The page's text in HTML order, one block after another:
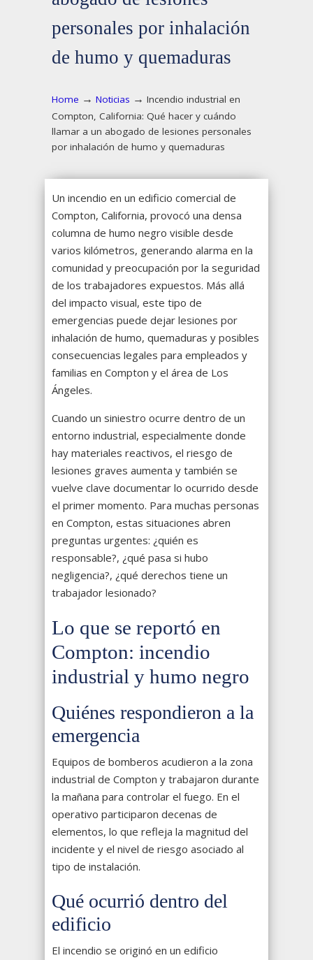
personales por inhalación
de humo y quemaduras
Home → Noticias → Incendio industrial en
Compton, California: Qué hacer y cuándo
llamar a un abogado de lesiones personales
por inhalación de humo y quemaduras
Un incendio en un edificio comercial de
Compton, California, provocó una densa
columna de humo negro visible desde
varios kilómetros, generando alarma en la
comunidad y preocupación por la seguridad
de los trabajadores expuestos. Más allá
del impacto visual, este tipo de
emergencias puede dejar lesiones por
inhalación de humo, quemaduras y posibles
consecuencias legales para empleados y
familias en Compton y el área de Los
Ángeles.
Cuando un siniestro ocurre dentro de un
entorno industrial, especialmente donde
hay materiales reactivos, el riesgo de
lesiones graves aumenta y también se
vuelve clave documentar lo ocurrido desde
el primer momento. Para muchas personas
en Compton, estas situaciones abren
preguntas urgentes: ¿quién es
responsable?, ¿qué pasa si hubo
negligencia?, ¿qué derechos tiene un
trabajador lesionado?
Lo que se reportó en
Compton: incendio
industrial y humo negro
Quiénes respondieron a la
emergencia
Equipos de bomberos acudieron a la zona
industrial de Compton y trabajaron durante
la mañana para controlar el fuego. En el
operativo participaron decenas de
elementos, lo que refleja la magnitud del
incidente y el nivel de riesgo asociado al
tipo de instalación.
Qué ocurrió dentro del
edificio
El incendio se originó en un edificio